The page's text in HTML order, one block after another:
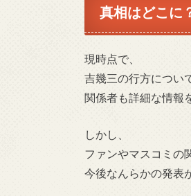
真相はどこに
現時点で、
吉幾三の行方につい
関係者も詳細な情報
しかし、
ファンやマスコミの
今後なんらかの発表